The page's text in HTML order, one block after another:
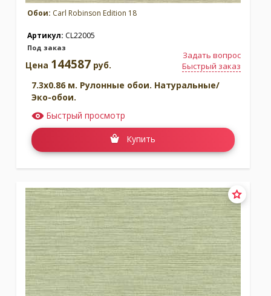
Обои: Carl Robinson Edition 18
Артикул: CL22005
Под заказ
Задать вопрос
Быстрый заказ
Цена 144587 руб.
7.3x0.86 м. Рулонные обои. Натуральные/
Эко-обои.
Быстрый просмотр
Купить